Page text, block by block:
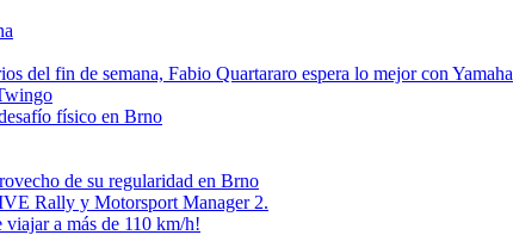
del fin de semana, Fabio Quartararo espera lo mejor con Yamaha
físico en Brno
de su regularidad en Brno
Rally y Motorsport Manager 2.
a más de 110 km/h!